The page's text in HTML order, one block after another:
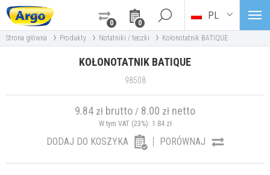
0
0
PL
Strona główna › Produkty › Notatniki / teczki › Kołonotatnik BATIQUE
KOŁONOTATNIK BATIQUE
98508
9.84 zł brutto / 8.00 zł netto
W tym VAT (23%): 1.84zł
DODAJ DO KOSZYKA PORÓWNAJ